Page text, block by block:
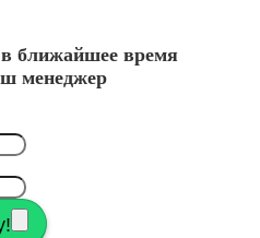
ближайшее время
менеджер